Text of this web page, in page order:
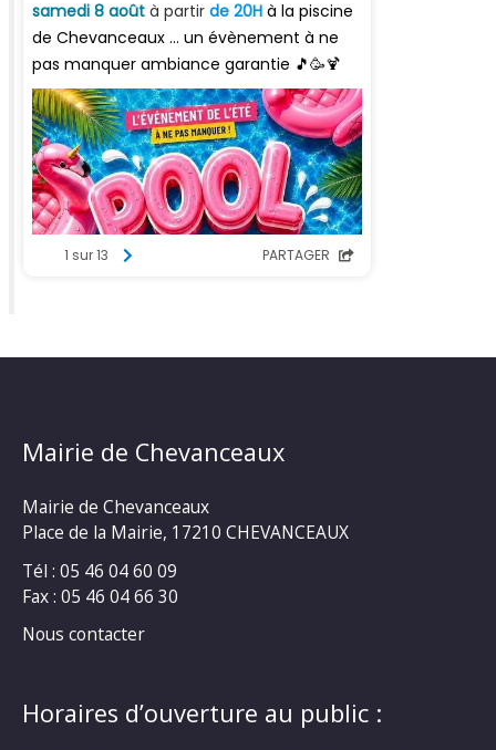
Mairie de Chevanceaux
Mairie de Chevanceaux
Place de la Mairie, 17210 CHEVANCEAUX
Tél : 05 46 04 60 09
Fax : 05 46 04 66 30
Nous contacter
Horaires d’ouverture au public :